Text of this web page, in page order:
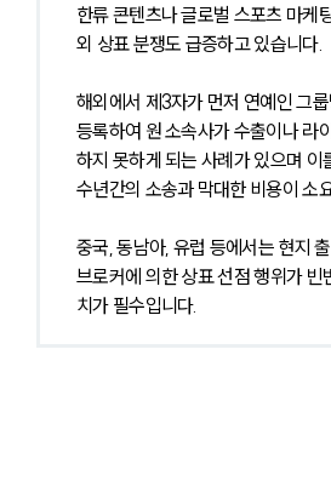
한류 콘텐츠나 글로벌 스포츠 마케
외 상표 분쟁도 급증하고 있습니다.
해외에서 제3자가 먼저 연예인 그
등록하여 원 소속사가 수출이나 라
하지 못하게 되는 사례가 있으며 이
수년간의 소송과 막대한 비용이 소
중국, 동남아, 유럽 등에서는 현지
브로커에 의한 상표 선점 행위가 빈
치가 필수입니다.